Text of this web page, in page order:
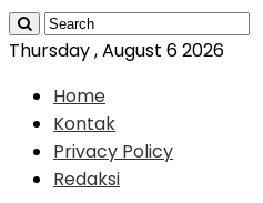
Thursday , August 6 2026
Home
Kontak
Privacy Policy
Redaksi